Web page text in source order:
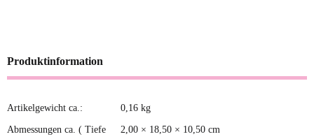
Produktinformation
Produkteigenschaft
Wert
Artikelgewicht ca.: 0,16 kg
Abmessungen ca. ( Tiefe
2,00 × 18,50 × 10,50 cm